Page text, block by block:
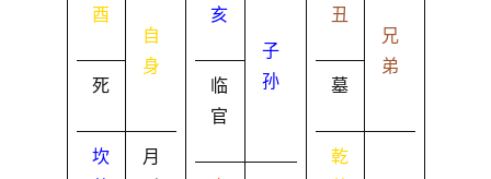
酉
死
自
身
坎
月
亥
临
官
子
孙
丑
墓
兄
弟
乾